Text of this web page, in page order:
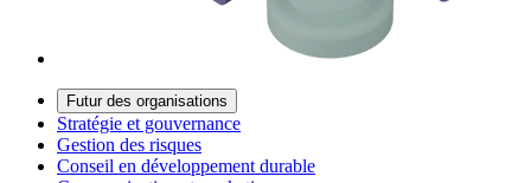
Futur des organisations
Stratégie et gouvernance
Gestion des risques
Conseil en développement durable